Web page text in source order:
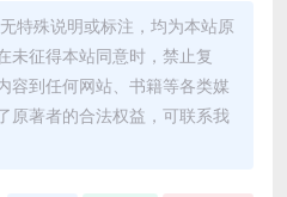
特殊说明或标注，均为本站原
未征得本站同意时，禁止复
容到任何网站、书籍等各类媒
原著者的合法权益，可联系我